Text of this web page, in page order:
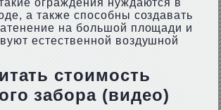
ограждения нуждаются в
а также способны создавать
на большой площади и
естественной воздушной
стоимость
забора (видео)